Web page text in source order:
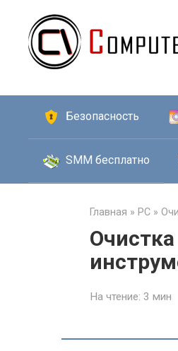
контенту
Безопасность
SMM бесплатно
Главная » PC »
На чтение: 3 мин